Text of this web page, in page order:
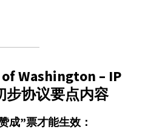
Washington – IP
步协议要点内容
成”票才能生效：